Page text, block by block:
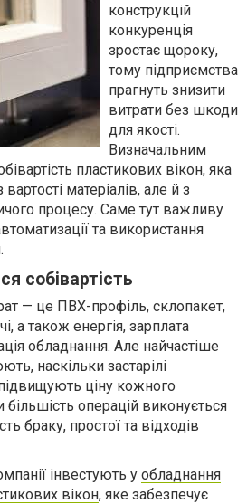
конструкцій
конкуренція
зростає щороку,
тому підприємства
прагнуть знизити
витрати без шкоди
для якості.
Визначальним
пластикових вікон, яка
матеріалів, але й з
процесу. Саме тут важливу
та використання
собівартість
— це ПВХ-профіль, склопакет,
а також енергія, зарплата
обладнання. Але найчастіше
наскільки застарілі
ціну кожного
операцій виконується
браку, простої та відходів
інвестують у обладнання
вікон, яке забезпечує